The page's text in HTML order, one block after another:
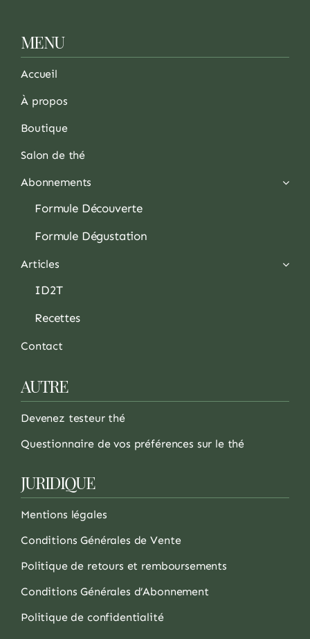
MENU
Accueil
À propos
Boutique
Salon de thé
Abonnements
Formule Découverte
Formule Dégustation
Articles
ID2T
Recettes
Contact
AUTRE
Devenez testeur thé
Questionnaire de vos préférences sur le thé
JURIDIQUE
Mentions légales
Conditions Générales de Vente
Politique de retours et remboursements
Conditions Générales d’Abonnement
Politique de confidentialité